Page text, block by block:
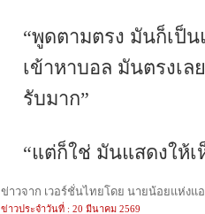
“พูดตามตรง มันก็เป็
เข้าหาบอล มันตรงเ
รับมาก”
“แต่ก็ใช่ มันแสดงให้
ข่าวจาก เวอร์ชั่นไทยโดย นายน้อยแห่งแ
ข่าวประจำวันที่ : 20 มีนาคม 2569